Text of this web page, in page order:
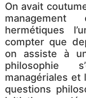
On avait
hermétiques
compter que
on assiste à
philosophie
managériales et
questions